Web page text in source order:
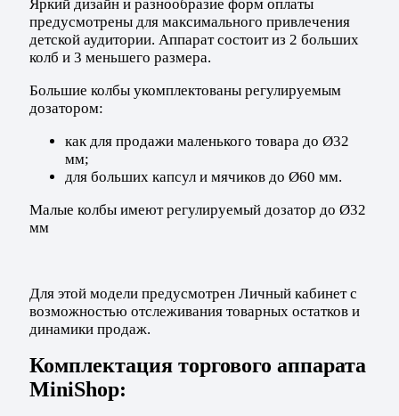
Яркий дизайн и разнообразие форм оплаты
предусмотрены для максимального привлечения
детской аудитории. Аппарат состоит из 2 больших
колб и 3 меньшего размера.
Большие колбы укомплектованы регулируемым
дозатором:
как для продажи маленького товара до Ø32
мм;
для больших капсул и мячиков до Ø60 мм.
Малые колбы имеют регулируемый дозатор до Ø32
мм
Для этой модели предусмотрен Личный кабинет с
возможностью отслеживания товарных остатков и
динамики продаж.
Комплектация торгового аппарата
MiniShop: